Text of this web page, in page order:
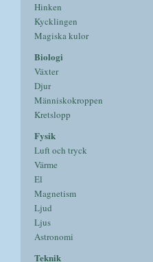
Hinken
Kycklingen
Magiska kulor
Biologi
Växter
Djur
Människokroppen
Kretslopp
Fysik
Luft och tryck
Värme
El
Magnetism
Ljud
Ljus
Astronomi
Teknik